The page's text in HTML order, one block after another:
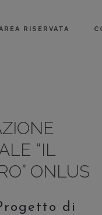
RISERVATA
“IL
ONLUS
di